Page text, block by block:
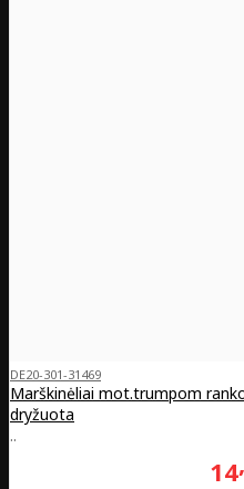
DE20-301-31469
Marškinėliai mot.trumpom
dryžuota
..
14